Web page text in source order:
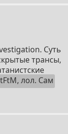
Суть
трансы,
лол. Сам